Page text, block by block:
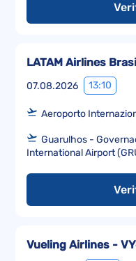
07.08.2026 13:10
LATAM Airlines
Aeroporto
Guarulhos -
International Airport
Vueling Airlines -